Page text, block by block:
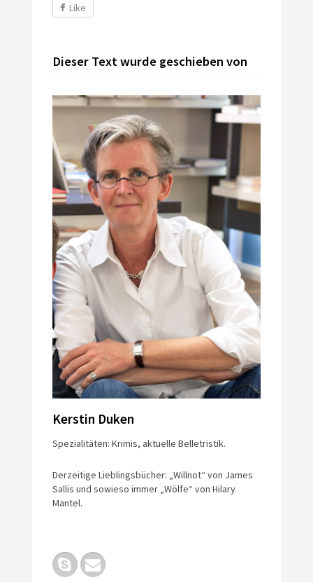
Like
Dieser Text wurde geschieben von
Kerstin Duken
Spezialitäten: Krimis, aktuelle Belletristik.
Derzeitige Lieblingsbücher: „Willnot“ von James
Sallis und sowieso immer „Wölfe“ von Hilary
Mantel.